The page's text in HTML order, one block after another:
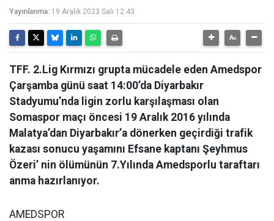
Yayınlanma: 19 Aralık 2023 Salı 12:43
TFF. 2.Lig Kırmızı grupta mücadele eden Amedspor
Çarşamba günü saat 14:00’da Diyarbakır
Stadyumu’nda ligin zorlu karşılaşması olan
Somaspor maçı öncesi 19 Aralık 2016 yılında
Malatya’dan Diyarbakır’a dönerken geçirdiği trafik
kazası sonucu yaşamını Efsane kaptanı Şeyhmus
Özeri’ nin ölümünün 7.Yılında Amedsporlu taraftarı
anma hazırlanıyor.
AMEDSPOR